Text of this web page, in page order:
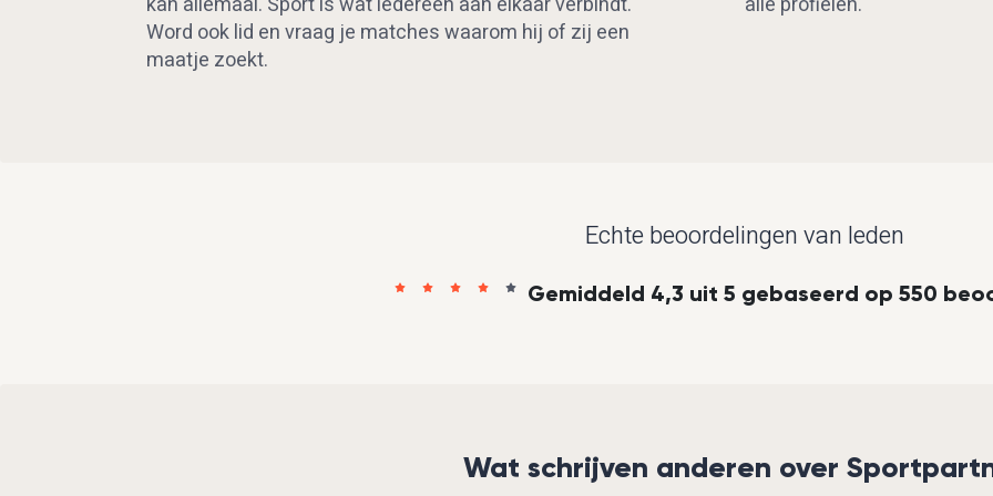
Word ook lid en vraag je matches waarom hij of zij een
maatje zoekt.
Echte beoordelingen van leden
Gemiddeld 4,3 uit 5 gebaseerd op 550
Wat schrijven anderen over